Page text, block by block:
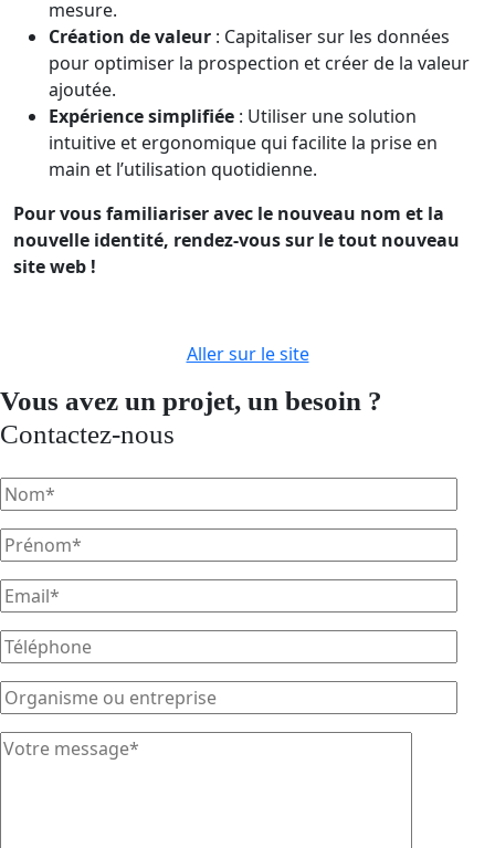
mesure.
Création de valeur : Capitaliser sur les données
pour optimiser la prospection et créer de la valeur
ajoutée.
Expérience simplifiée : Utiliser une solution
intuitive et ergonomique qui facilite la prise en
main et l’utilisation quotidienne.
Pour vous familiariser avec le nouveau nom et la
nouvelle identité, rendez-vous sur le tout nouveau
site web !
Aller sur le site
Vous avez un projet, un besoin ?
Contactez-nous